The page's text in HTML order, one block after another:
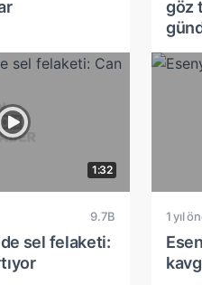
göz
1:32
9.7B
sel felaketi:
1 yıl